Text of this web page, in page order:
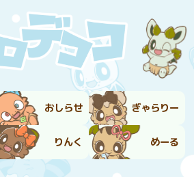
おしらせ ぎゃらりー
りんく めーる